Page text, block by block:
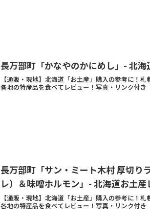
長万部町「かなやのかにめし」- 北海
【通販・現地】北海道「お土産」購入の参考に！
各地の特産品を食べてレビュー！写真・リンク付き
長万部町「サン・ミート木村 厚切り
レ）＆味噌ホルモン」- 北海道お土産
【通販・現地】北海道「お土産」購入の参考に！
各地の特産品を食べてレビュー！写真・リンク付き